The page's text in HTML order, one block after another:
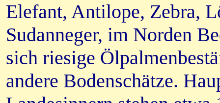
Elefant, Antilope, Zebra,
Sudanneger, im Norden
sich riesige
andere Bodenschätze.